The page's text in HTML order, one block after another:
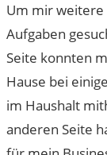
Um mir weitere
Aufgaben
Seite konnten
Hause bei
im Haushalt
anderen Seite